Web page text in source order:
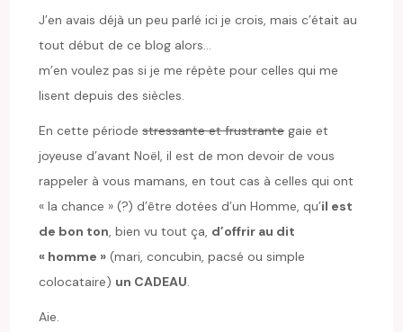
J’en avais déjà un peu parlé ici je crois, mais c’était au
tout début de ce blog alors…
m’en voulez pas si je me répète pour celles qui me
lisent depuis des siècles.
En cette périodestressante et frustrantegaie et
joyeuse d’avant Noël, il est de mon devoir de vous
rappeler à vous mamans, en tout cas à celles qui ont
« la chance » (?) d’être dotées d’un Homme, qu’il est
de bon ton, bien vu tout ça, d’offrir au dit
« homme » (mari, concubin, pacsé ou simple
colocataire) un CADEAU.
Aie.